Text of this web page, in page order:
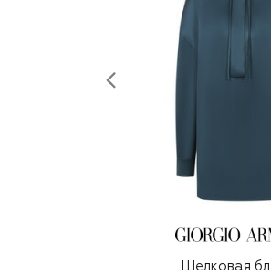
Шелковая